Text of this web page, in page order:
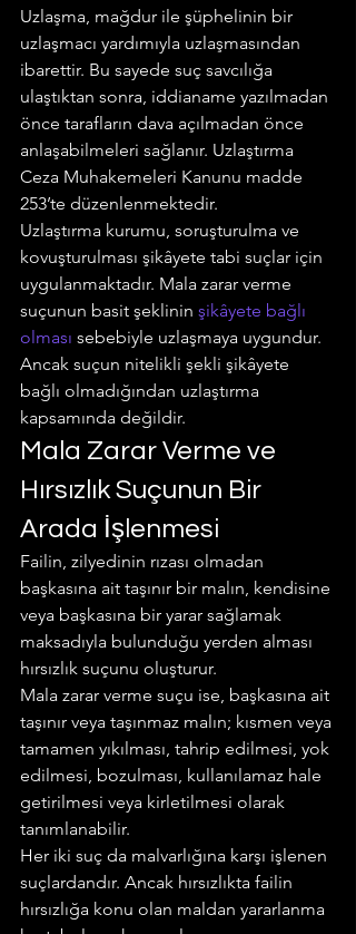
Uzlaşma, mağdur ile şüphelinin bir
uzlaşmacı yardımıyla uzlaşmasından
ibarettir. Bu sayede suç savcılığa
ulaştıktan sonra, iddianame yazılmadan
önce tarafların dava açılmadan önce
anlaşabilmeleri sağlanır. Uzlaştırma
Ceza Muhakemeleri Kanunu madde
253’te düzenlenmektedir.
Uzlaştırma kurumu, soruşturulma ve
kovuşturulması şikâyete tabi suçlar için
uygulanmaktadır. Mala zarar verme
suçunun basit şeklinin şikâyete bağlı
olması sebebiyle uzlaşmaya uygundur.
Ancak suçun nitelikli şekli şikâyete
bağlı olmadığından uzlaştırma
kapsamında değildir.
Mala Zarar Verme ve
Hırsızlık Suçunun Bir
Arada İşlenmesi
Failin, zilyedinin rızası olmadan
başkasına ait taşınır bir malın, kendisine
veya başkasına bir yarar sağlamak
maksadıyla bulunduğu yerden alması
hırsızlık suçunu oluşturur.
Mala zarar verme suçu ise, başkasına ait
taşınır veya taşınmaz malın; kısmen veya
tamamen yıkılması, tahrip edilmesi, yok
edilmesi, bozulması, kullanılamaz hale
getirilmesi veya kirletilmesi olarak
tanımlanabilir.
Her iki suç da malvarlığına karşı işlenen
suçlardandır. Ancak hırsızlıkta failin
hırsızlığa konu olan maldan yararlanma